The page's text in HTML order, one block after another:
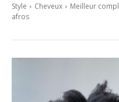
Style Cheveux
Meilleur
afros